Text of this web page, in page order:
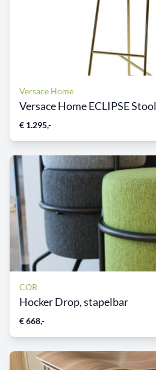
Versace Home
Versace Home ECLIPSE Stool
€ 1.295,-
COR
Hocker Drop, stapelbar
€ 668,-